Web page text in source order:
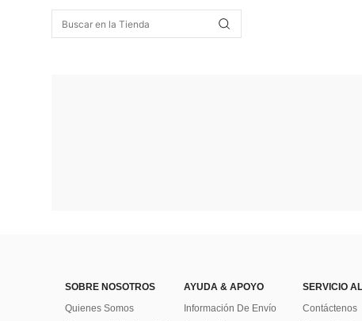
SOBRE NOSOTROS
Quienes Somos
AYUDA & APOYO
Información De Envío
SERVICIO
Contáctenos